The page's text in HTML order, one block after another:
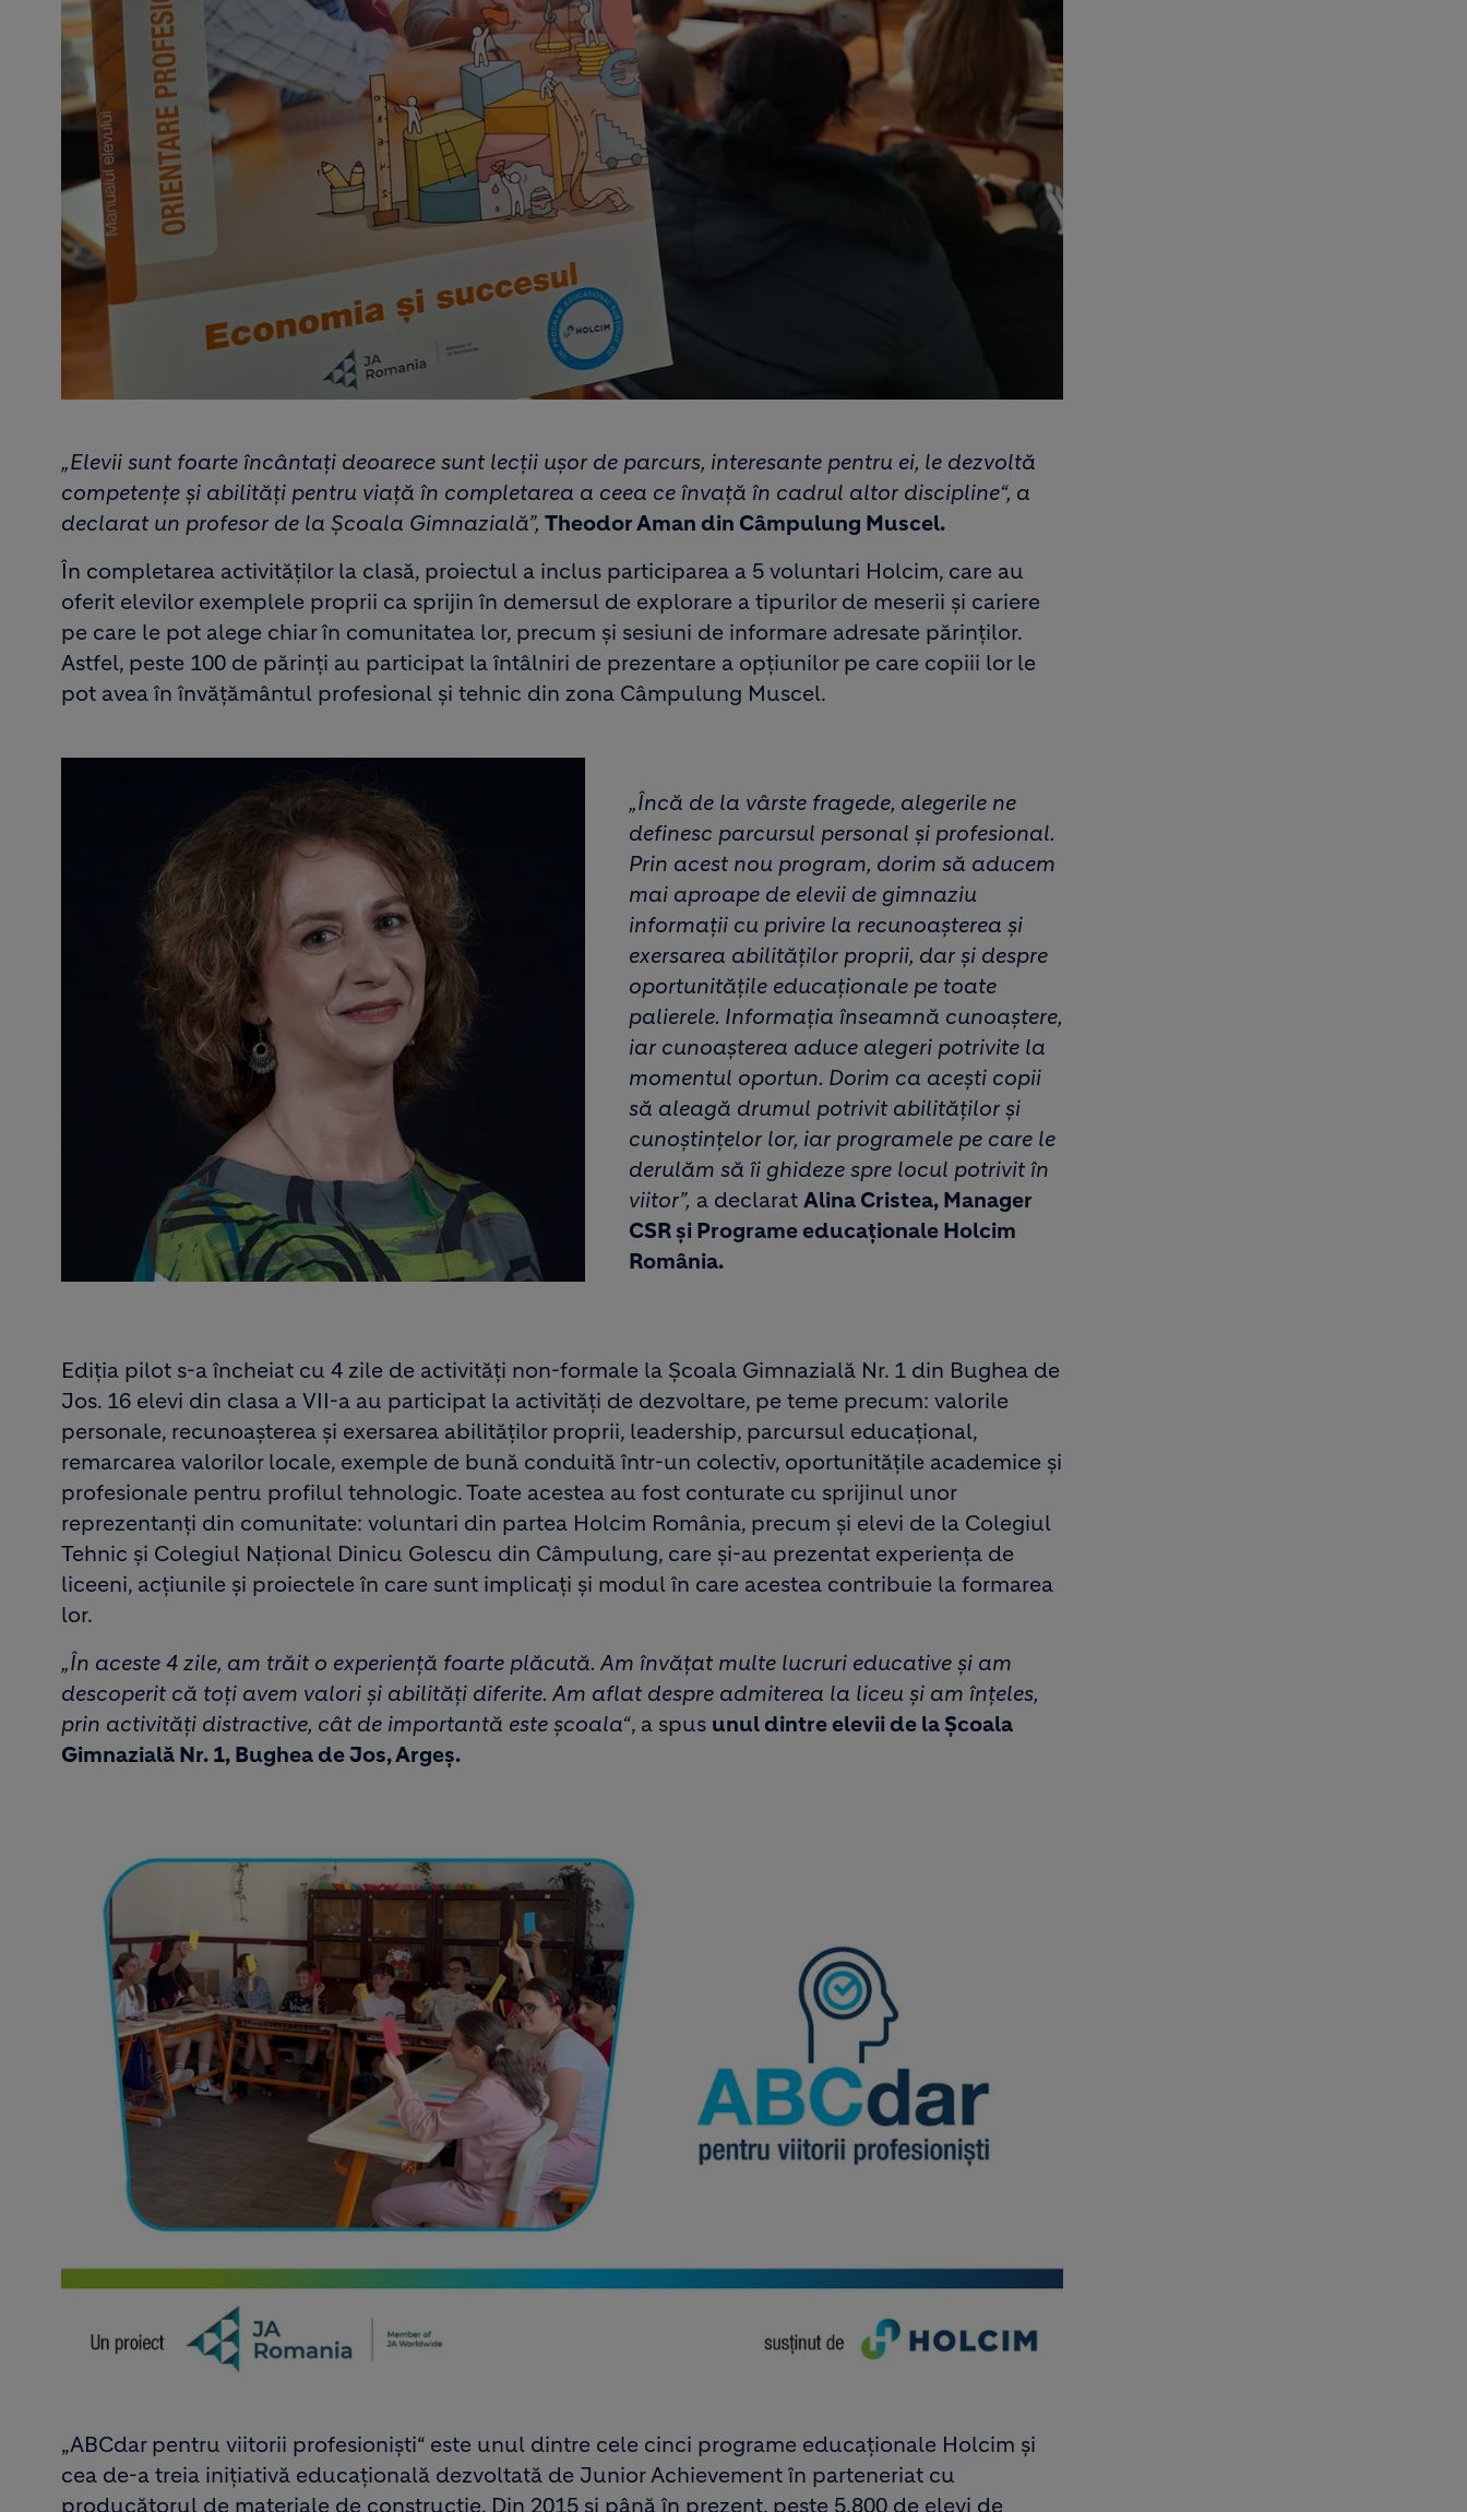
„Elevii sunt foarte încântați deoarece sunt lecții ușor de parcurs, interesante pentru ei, le dezvoltă
competențe și abilități pentru viață în completarea a ceea ce învață în cadrul altor discipline“, a
declarat un profesor de la Școala Gimnazială”, Theodor Aman din Câmpulung Muscel.
În completarea activităților la clasă, proiectul a inclus participarea a 5 voluntari Holcim, care au
oferit elevilor exemplele proprii ca sprijin în demersul de explorare a tipurilor de meserii și cariere
pe care le pot alege chiar în comunitatea lor, precum și sesiuni de informare adresate părinților.
Astfel, peste 100 de părinți au participat la întâlniri de prezentare a opțiunilor pe care copiii lor le
pot avea în învățământul profesional și tehnic din zona Câmpulung Muscel.
„Încă de la vârste fragede, alegerile ne
definesc parcursul personal și profesional.
Prin acest nou program, dorim să aducem
mai aproape de elevii de gimnaziu
informații cu privire la recunoașterea și
exersarea abilităților proprii, dar și despre
oportunitățile educaționale pe toate
palierele. Informația înseamnă cunoaștere,
iar cunoașterea aduce alegeri potrivite la
momentul oportun. Dorim ca acești copii
să aleagă drumul potrivit abilităților și
cunoștințelor lor, iar programele pe care le
derulăm să îi ghideze spre locul potrivit în
viitor”, a declarat Alina Cristea, Manager
CSR și Programe educaționale Holcim
România.
Ediția pilot s-a încheiat cu 4 zile de activități non-formale la Școala Gimnazială Nr. 1 din Bughea de
Jos. 16 elevi din clasa a VII-a au participat la activități de dezvoltare, pe teme precum: valorile
personale, recunoașterea și exersarea abilităților proprii, leadership, parcursul educațional,
remarcarea valorilor locale, exemple de bună conduită într-un colectiv, oportunitățile academice și
profesionale pentru profilul tehnologic. Toate acestea au fost conturate cu sprijinul unor
reprezentanți din comunitate: voluntari din partea Holcim România, precum și elevi de la Colegiul
Tehnic și Colegiul Național Dinicu Golescu din Câmpulung, care și-au prezentat experiența de
liceeni, acțiunile și proiectele în care sunt implicați și modul în care acestea contribuie la formarea
lor.
„În aceste 4 zile, am trăit o experiență foarte plăcută. Am învățat multe lucruri educative și am
descoperit că toți avem valori și abilități diferite. Am aflat despre admiterea la liceu și am înțeles,
prin activități distractive, cât de importantă este școala“, a spus unul dintre elevii de la Școala
Gimnazială Nr. 1, Bughea de Jos, Argeș.
„ABCdar pentru viitorii profesioniști“ este unul dintre cele cinci programe educaționale Holcim și
cea de-a treia inițiativă educațională dezvoltată de Junior Achievement în parteneriat cu
producătorul de materiale de construcție. Din 2015 și până în prezent, peste 5.800 de elevi de